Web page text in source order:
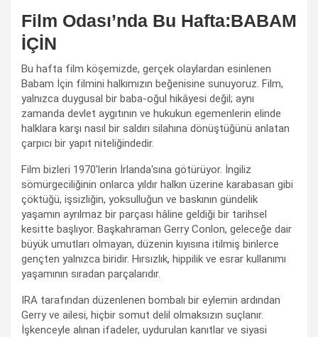
Film Odası’nda Bu Hafta:BABAM
İÇİN
Bu hafta film köşemizde, gerçek olaylardan esinlenen
Babam İçin filmini halkımızın beğenisine sunuyoruz. Film,
yalnızca duygusal bir baba-oğul hikâyesi değil; aynı
zamanda devlet aygıtının ve hukukun egemenlerin elinde
halklara karşı nasıl bir saldırı silahına dönüştüğünü anlatan
çarpıcı bir yapıt niteliğindedir.
Film bizleri 1970'lerin İrlanda'sına götürüyor. İngiliz
sömürgeciliğinin onlarca yıldır halkın üzerine karabasan gibi
çöktüğü, işsizliğin, yoksulluğun ve baskının gündelik
yaşamın ayrılmaz bir parçası hâline geldiği bir tarihsel
kesitte başlıyor. Başkahraman Gerry Conlon, geleceğe dair
büyük umutları olmayan, düzenin kıyısına itilmiş binlerce
gençten yalnızca biridir. Hırsızlık, hippilik ve esrar kullanımı
yaşamının sıradan parçalarıdır.
IRA tarafından düzenlenen bombalı bir eylemin ardından
Gerry ve ailesi, hiçbir somut delil olmaksızın suçlanır.
İşkenceyle alınan ifadeler, uydurulan kanıtlar ve siyasi